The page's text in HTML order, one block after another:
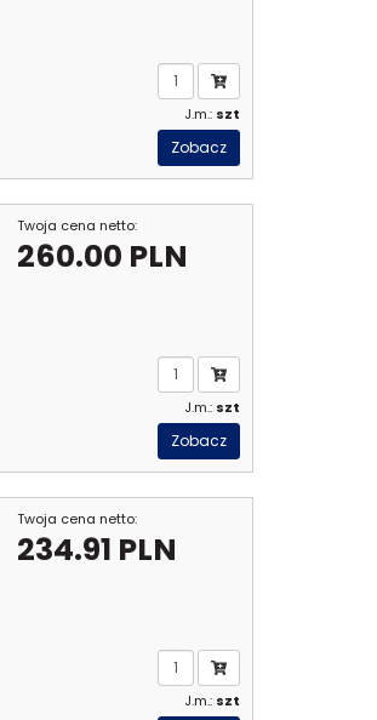
J.m.: szt
Zobacz
Twoja cena netto:
260.00 PLN
J.m.: szt
Zobacz
Twoja cena netto:
234.91 PLN
J.m.: szt